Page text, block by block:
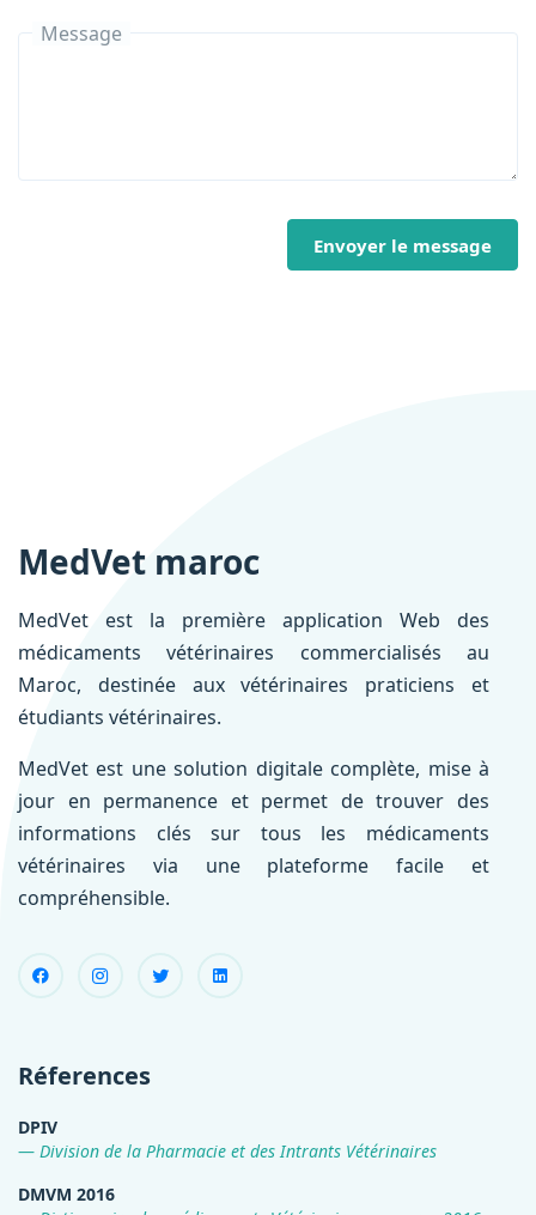
Message
Envoyer le message
MedVet maroc
MedVet est la première application Web des
médicaments vétérinaires commercialisés au
Maroc, destinée aux vétérinaires praticiens et
étudiants vétérinaires.
MedVet est une solution digitale complète, mise à
jour en permanence et permet de trouver des
informations clés sur tous les médicaments
vétérinaires via une plateforme facile et
compréhensible.
Réferences
DPIV
Division de la Pharmacie et des Intrants Vétérinaires
DMVM 2016